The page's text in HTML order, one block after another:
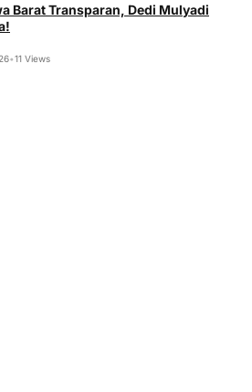
Barat Transparan, Dedi Mulyadi
•11 Views